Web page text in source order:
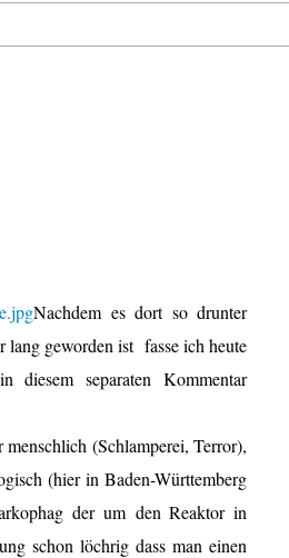
Nachdem es dort so drunter
lang geworden ist fasse ich heute
diesem separaten Kommentar
(Schlamperei, Terror),
(hier in Baden-Württemberg
der um den Reaktor in
schon löchrig dass man einen